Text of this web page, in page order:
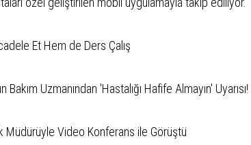
Et Hem de Ders Çalış
Uzmanından 'Hastalığı Hafife Almayın' Uyarısı!
Müdürüyle Video Konferans ile Görüştü